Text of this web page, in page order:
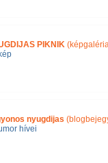
PIKNIK
nyugdijas
hívei